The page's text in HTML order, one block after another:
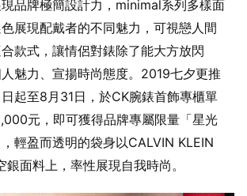
品牌極簡設計力，minimal系列多樣面
展現配戴者的不同魅力，可視戀人間
款式，讓情侶對錶除了能大方放閃
魅力、宣揚時尚態度。2019七夕更推
起至8月31日，於CK腕錶首飾專櫃單
元，即可獲得品牌專屬限量「星光
輕盈而透明的袋身以CALVIN KLEIN
面料上，率性展現自我時尚。